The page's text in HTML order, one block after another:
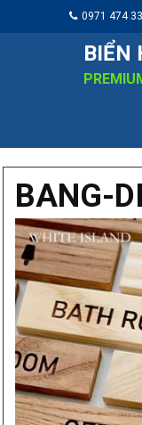
0971 474
BIỂN
BANG-